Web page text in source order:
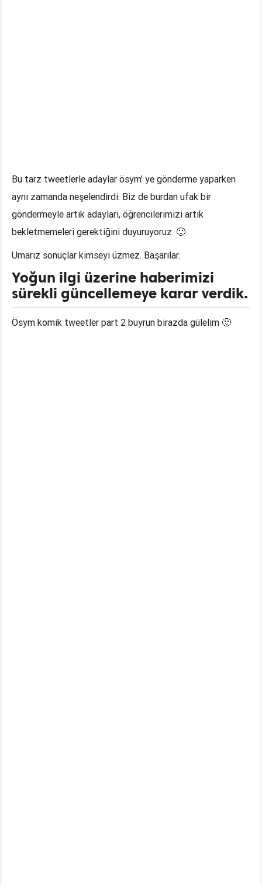
Bu tarz tweetlerle adaylar ösym’ ye gönderme yaparken
aynı zamanda neşelendirdi. Biz de burdan ufak bir
göndermeyle artık adayları, öğrencilerimizi artık
bekletmemeleri gerektiğini duyuruyoruz. 🙂
Umarız sonuçlar kimseyi üzmez. Başarılar.
Yoğun ilgi üzerine haberimizi
sürekli güncellemeye karar verdik.
Ösym komik tweetler part 2 buyrun birazda gülelim 🙂